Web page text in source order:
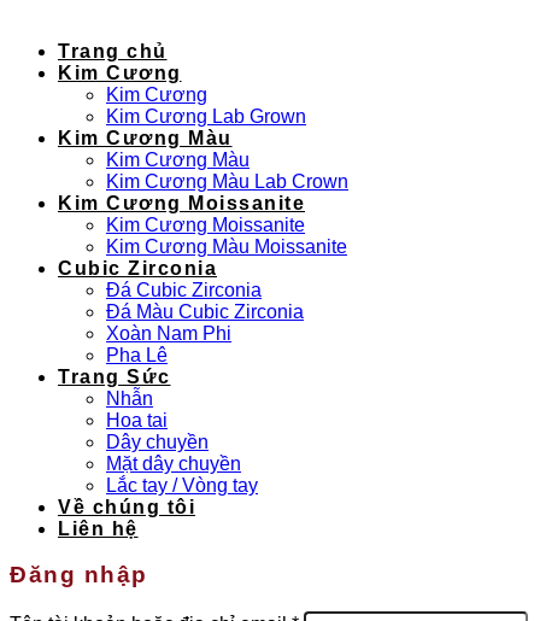
Trang chủ
Kim Cương
Kim Cương
Kim Cương Lab Grown
Kim Cương Màu
Kim Cương Màu
Kim Cương Màu Lab Crown
Kim Cương Moissanite
Kim Cương Moissanite
Kim Cương Màu Moissanite
Cubic Zirconia
Đá Cubic Zirconia
Đá Màu Cubic Zirconia
Xoàn Nam Phi
Pha Lê
Trang Sức
Nhẫn
Hoa tai
Dây chuyền
Mặt dây chuyền
Lắc tay / Vòng tay
Về chúng tôi
Liên hệ
Đăng nhập